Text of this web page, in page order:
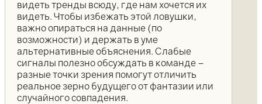
видеть тренды всюду, где нам хочется их
видеть. Чтобы избежать этой ловушки,
важно опираться на данные (по
возможности) и держать в уме
альтернативные объяснения. Слабые
сигналы полезно обсуждать в команде –
разные точки зрения помогут отличить
реальное зерно будущего от фантазии или
случайного совпадения.